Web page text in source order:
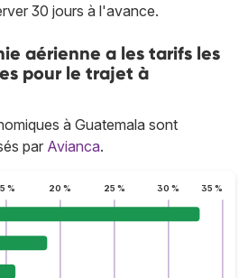
30 jours à l'avance.
aérienne a les tarifs les
pour le trajet à
à Guatemala sont
par Avianca.
% 20 % 25 % 30 % 35 %